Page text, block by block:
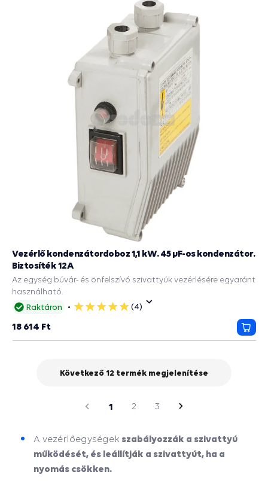
Raktáron
5
(4)
Vezérlő kondenzátordoboz 1,1 kW. 45 µF-os kondenzátor.
Biztosíték 12A
Az egység búvár- és önfelszívó szivattyúk vezérlésére egyaránt
használható.
18 614 Ft
Következő 12 termék megjelenítése
1 2 3
Következő
A vezérlőegységek szabályozzák a szivattyú
működését, és leállítják a szivattyút, ha a
nyomás csökken.